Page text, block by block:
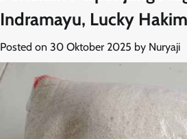
Indramayu, Lucky
Posted on 30 Oktober 2025 by Nuryaji